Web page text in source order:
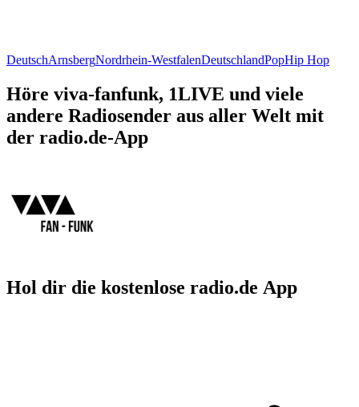
DeutschArnsbergNordrhein-WestfalenDeutschlandPopHip Hop
Höre viva-fanfunk, 1LIVE und viele
andere Radiosender aus aller Welt mit
der radio.de-App
Hol dir die kostenlose radio.de App